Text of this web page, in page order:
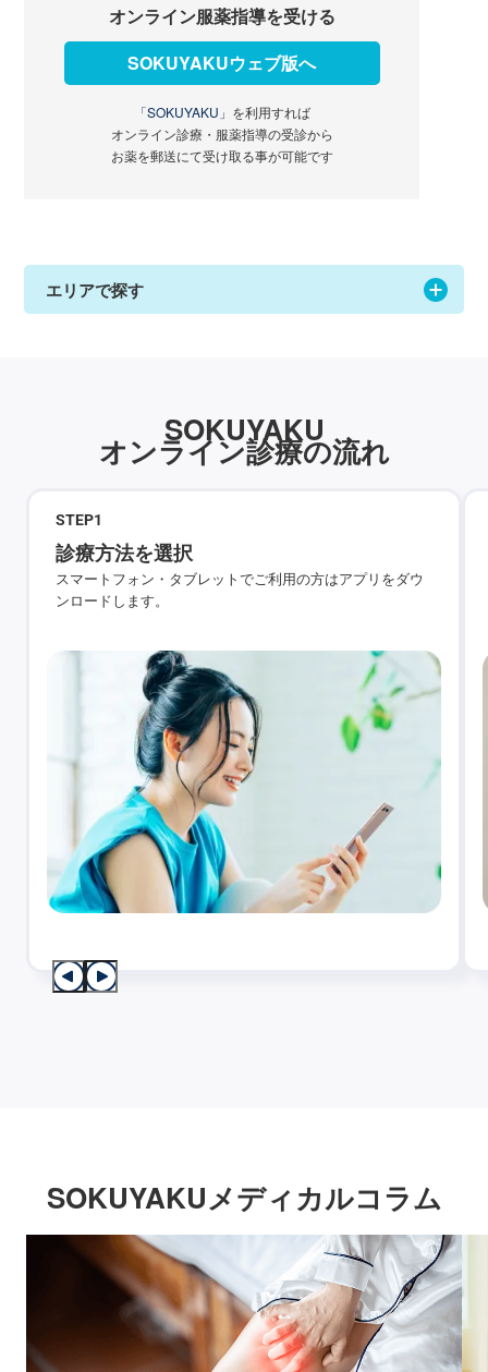
オンライン服薬指導を受ける
SOKUYAKUウェブ版へ
「SOKUYAKU」 を利用すれば
オンライン診療・服薬指導の受診から
お薬を郵送にて受け取る事が可能です
エリアで探す
SOKUYAKU
オンライン診療の流れ
STEP1
診療方法を選択
スマートフォン・タブレットでご利用の方はアプリをダウ
ンロードします。
SOKUYAKUメディカルコラム